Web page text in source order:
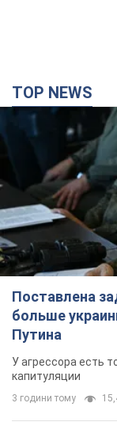
TOP NEWS
Поставлена
больше
Путина
У агрессора есть
капитуляции
3 години тому